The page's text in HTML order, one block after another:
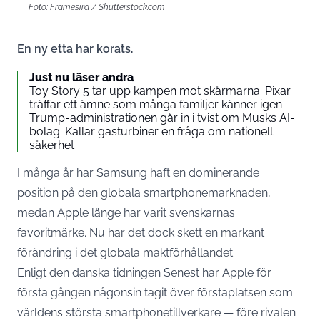
Foto: Framesira / Shutterstock.com
En ny etta har korats.
Just nu läser andra
Toy Story 5 tar upp kampen mot skärmarna: Pixar
träffar ett ämne som många familjer känner igen
Trump-administrationen går in i tvist om Musks AI-
bolag: Kallar gasturbiner en fråga om nationell
säkerhet
I många år har Samsung haft en dominerande
position på den globala smartphonemarknaden,
medan Apple länge har varit svenskarnas
favoritmärke. Nu har det dock skett en markant
förändring i det globala maktförhållandet.
Enligt den danska tidningen Senest har Apple för
första gången någonsin tagit över förstaplatsen som
världens största smartphonetillverkare — före rivalen